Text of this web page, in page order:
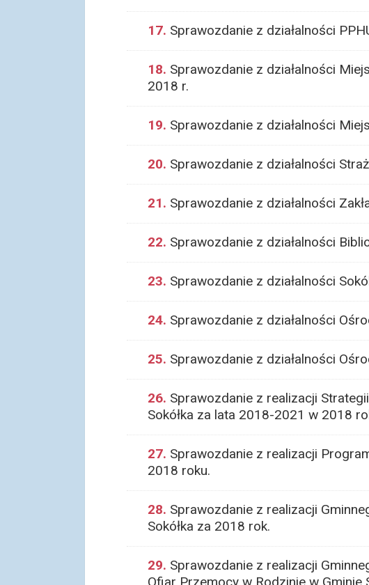
17. Sprawozdanie z działalności
18. Sprawozdanie z działalności
2018 r.
19. Sprawozdanie z działalności
20. Sprawozdanie z działalności
21. Sprawozdanie z działalności
22. Sprawozdanie z działalności
23. Sprawozdanie z działalności
24. Sprawozdanie z działalności
25. Sprawozdanie z działalności
26. Sprawozdanie z realizacji
Sokółka za lata 2018-2021 w 2018
27. Sprawozdanie z realizacji
2018 roku.
28. Sprawozdanie z realizacji
Sokółka za 2018 rok.
29. Sprawozdanie z realizacji